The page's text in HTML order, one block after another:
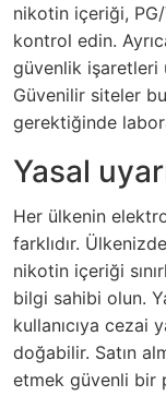
nikotin içeriği,
kontrol edin.
güvenlik işaretleri
Güvenilir siteler
gerektiğinde
Yasal
Her ülkenin
farklıdır.
nikotin içeriği
bilgi sahibi olun.
kullanıcıya cezai
doğabilir. Satın
etmek güvenli bir